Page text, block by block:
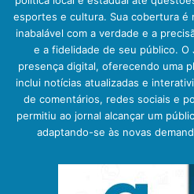
esportes e cultura. Sua cobertura é
inabalável com a verdade e a
e a fidelidade de seu público. O
presença digital, oferecendo uma
inclui notícias atualizadas e
de comentários, redes sociais e
permitiu ao jornal alcançar um
adaptando-se às novas